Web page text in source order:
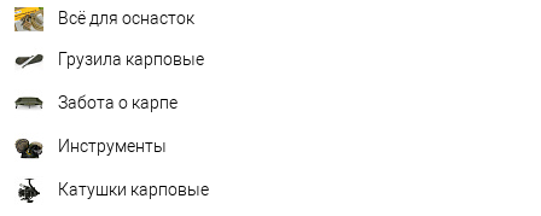
Всё для оснасток
Грузила карповые
Забота о карпе
Инструменты
Катушки карповые